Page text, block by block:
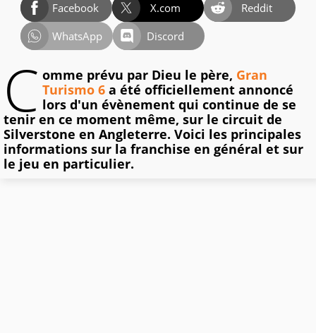
Facebook X.com
Reddit
WhatsApp
Discord
C omme prévu par Dieu le père, Gran
Turismo 6 a été officiellement annoncé
lors d'un évènement qui continue de se
tenir en ce moment même, sur le circuit de
Silverstone en Angleterre. Voici les principales
informations sur la franchise en général et sur
le jeu en particulier.